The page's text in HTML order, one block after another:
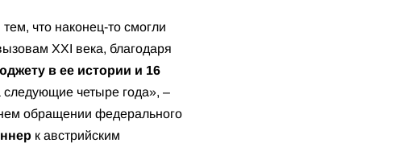
что наконец-то смогли
XXI века, благодаря
в ее истории и 16
следующие четыре года», –
обращении федерального
к австрийским